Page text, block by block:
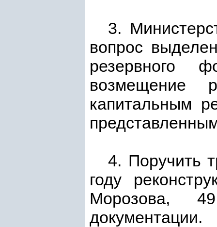
3.
вопрос
резервного
возмещение
капитальным
4. Поручить
году
Морозова,
документации.